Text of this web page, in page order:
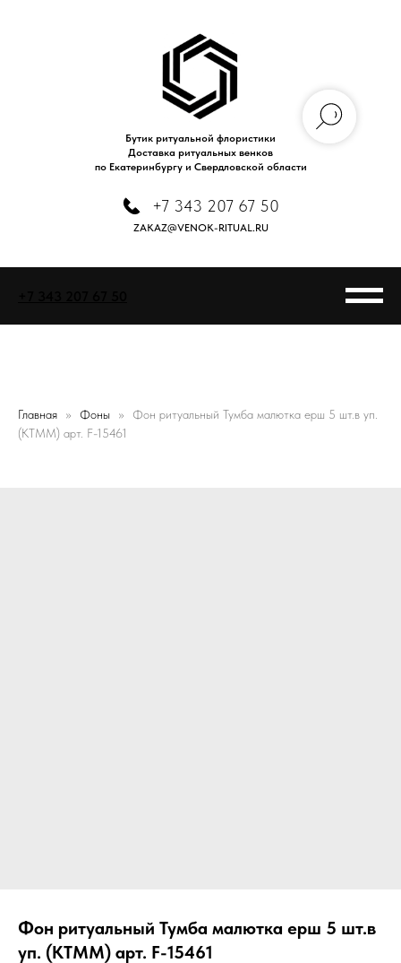
Бутик ритуальной флористики
Доставка ритуальных венков
по Екатеринбургу и Свердловской области
+7 343 207 67 50
ZAKAZ@VENOK-RITUAL.RU
Главная Фоны
Фон ритуальный Тумба малютка ерш 5 шт.в уп.
(КТММ) арт. F-15461
Фон ритуальный Тумба малютка ерш 5 шт.в
уп. (КТММ) арт. F-15461